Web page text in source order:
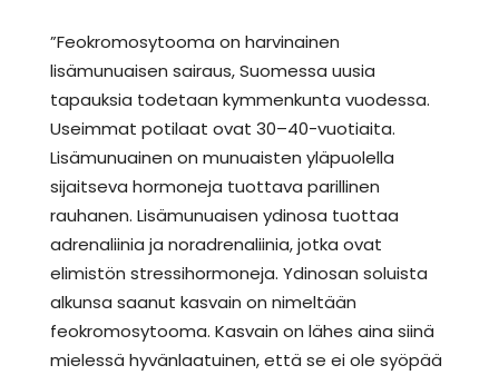
”Feokromosytooma on harvinainen
lisämunuaisen sairaus, Suomessa uusia
tapauksia todetaan kymmenkunta vuodessa.
Useimmat potilaat ovat 30–40-vuotiaita.
Lisämunuainen on munuaisten yläpuolella
sijaitseva hormoneja tuottava parillinen
rauhanen. Lisämunuaisen ydinosa tuottaa
adrenaliinia ja noradrenaliinia, jotka ovat
elimistön stressihormoneja. Ydinosan soluista
alkunsa saanut kasvain on nimeltään
feokromosytooma. Kasvain on lähes aina siinä
mielessä hyvänlaatuinen, että se ei ole syöpää